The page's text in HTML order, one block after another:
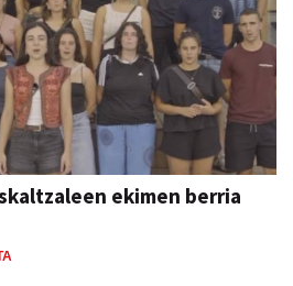
ekimen berria